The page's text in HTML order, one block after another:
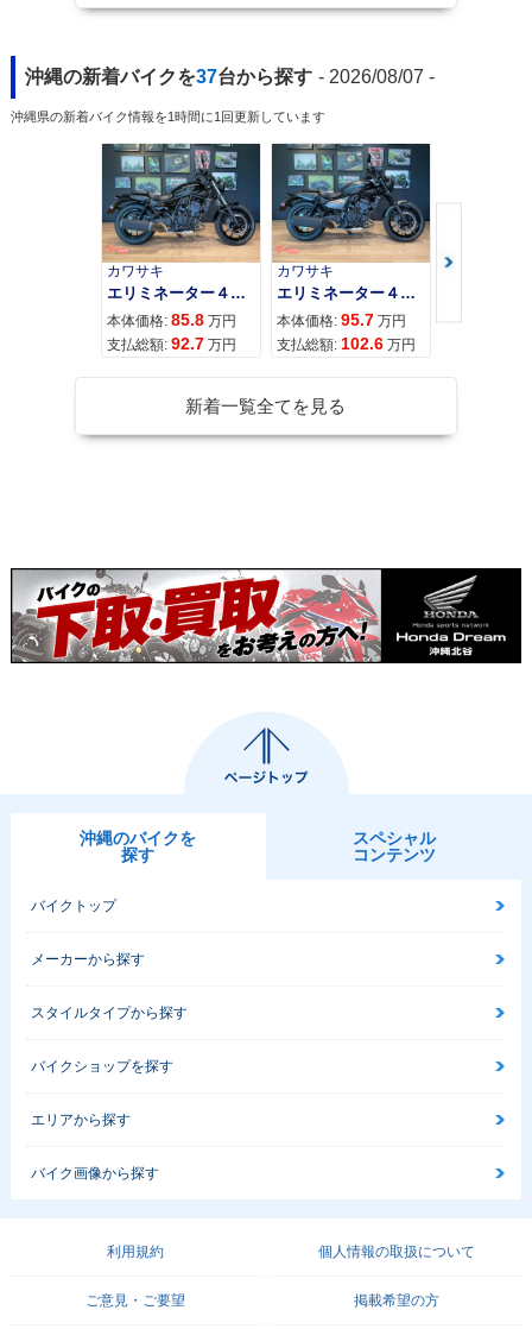
沖縄の新着バイクを37台から探す - 2026/08/07 -
沖縄県の新着バイク情報を1時間に1回更新しています
カワサキ
エリミネーター４００
本体価格: 85.8 万円
支払総額: 92.7 万円
カワサキ
エリミネーター４００ＳＥ
本体価格: 95.7 万円
支払総額: 102.6 万円
カワサキ
本体価格:
新着一覧全てを見る
沖縄のバイクを
探す
スペシャル
コンテンツ
バイクトップ
メーカーから探す
スタイルタイプから探す
バイクショップを探す
エリアから探す
バイク画像から探す
利用規約 個人情報の取扱について
ご意見・ご要望 掲載希望の方